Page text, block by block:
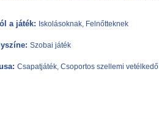
a játék: Iskolásoknak, Felnőtteknek
Szobai játék
Csapatjáték, Csoportos szellemi